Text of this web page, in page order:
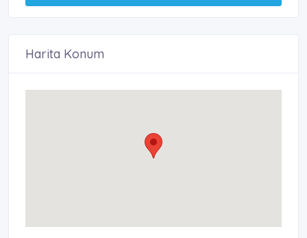
Harita Konum